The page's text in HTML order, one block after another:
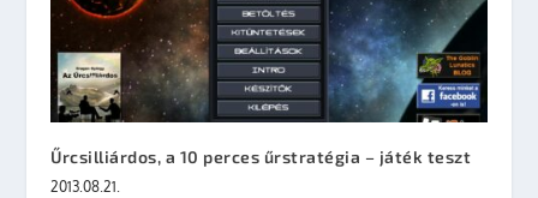
Űrcsilliárdos, a 10 perces űrstratégia – játék teszt
2013.08.21.